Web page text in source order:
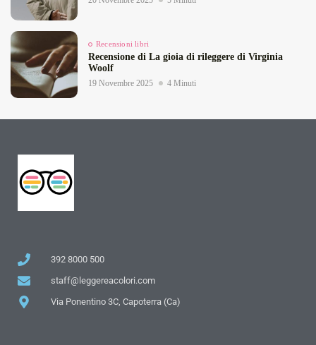
Recensioni libri
Recensione di La gioia di rileggere di Virginia
Woolf
19 Novembre 2025 4 Minuti
392 8000 500
staff@leggereacolori.com
Via Ponentino 3C, Capoterra (Ca)